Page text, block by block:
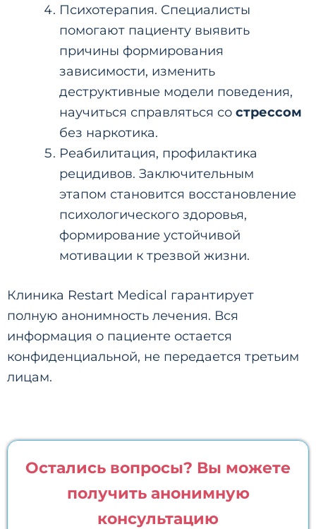
Психотерапия. Специалисты
помогают пациенту выявить
причины формирования
зависимости, изменить
деструктивные модели поведения,
научиться справляться со стрессом
без наркотика.
Реабилитация, профилактика
рецидивов. Заключительным
этапом становится восстановление
психологического здоровья,
формирование устойчивой
мотивации к трезвой жизни.
Клиника Restart Medical гарантирует
полную анонимность лечения. Вся
информация о пациенте остается
конфиденциальной, не передается третьим
лицам.
Остались вопросы? Вы можете
получить анонимную
консультацию